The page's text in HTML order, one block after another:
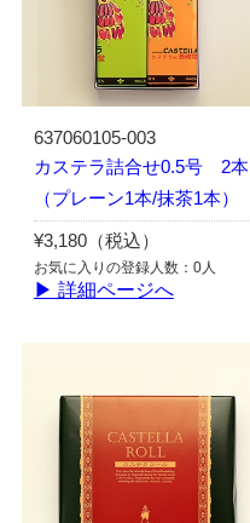
637060105-003
カステラ詰合せ0.5号 2本
（プレーン1本/抹茶1本）
¥3,180（税込）
お気に入りの登録人数：0人
▶ 詳細ページへ